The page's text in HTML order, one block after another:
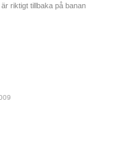
riktigt tillbaka på banan